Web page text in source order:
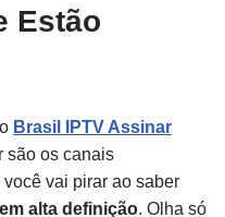
Estão
Brasil IPTV Assinar
são os canais
vai pirar ao saber
alta definição. Olha só